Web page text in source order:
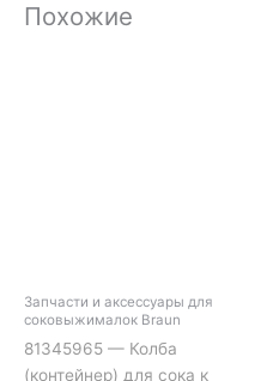
Похожие
Запчасти и аксессуары для
соковыжималок Braun
81345965 — Колба
(контейнер) для сока к